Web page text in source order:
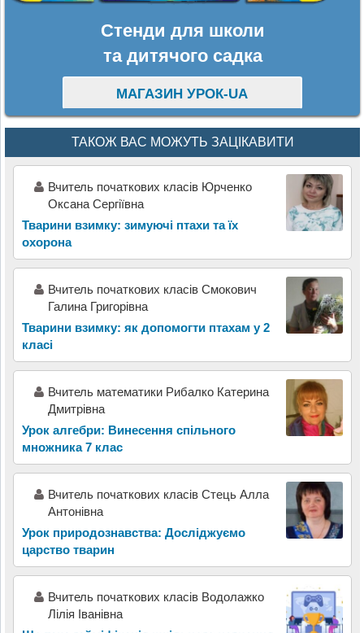
Стенди для школи
та дитячого садка
МАГАЗИН УРОК-UA
ТАКОЖ ВАС МОЖУТЬ ЗАЦІКАВИТИ
Вчитель початкових класів Юрченко
Оксана Сергіївна
Тварини взимку: зимуючі птахи та їх
охорона
Вчитель початкових класів Смокович
Галина Григорівна
Тварини взимку: як допомогти птахам у 2
класі
Вчитель математики Рибалко Катерина
Дмитрівна
Урок алгебри: Винесення спільного
множника 7 клас
Вчитель початкових класів Стець Алла
Антонівна
Урок природознавства: Досліджуємо
царство тварин
Вчитель початкових класів Водолажко
Лілія Іванівна